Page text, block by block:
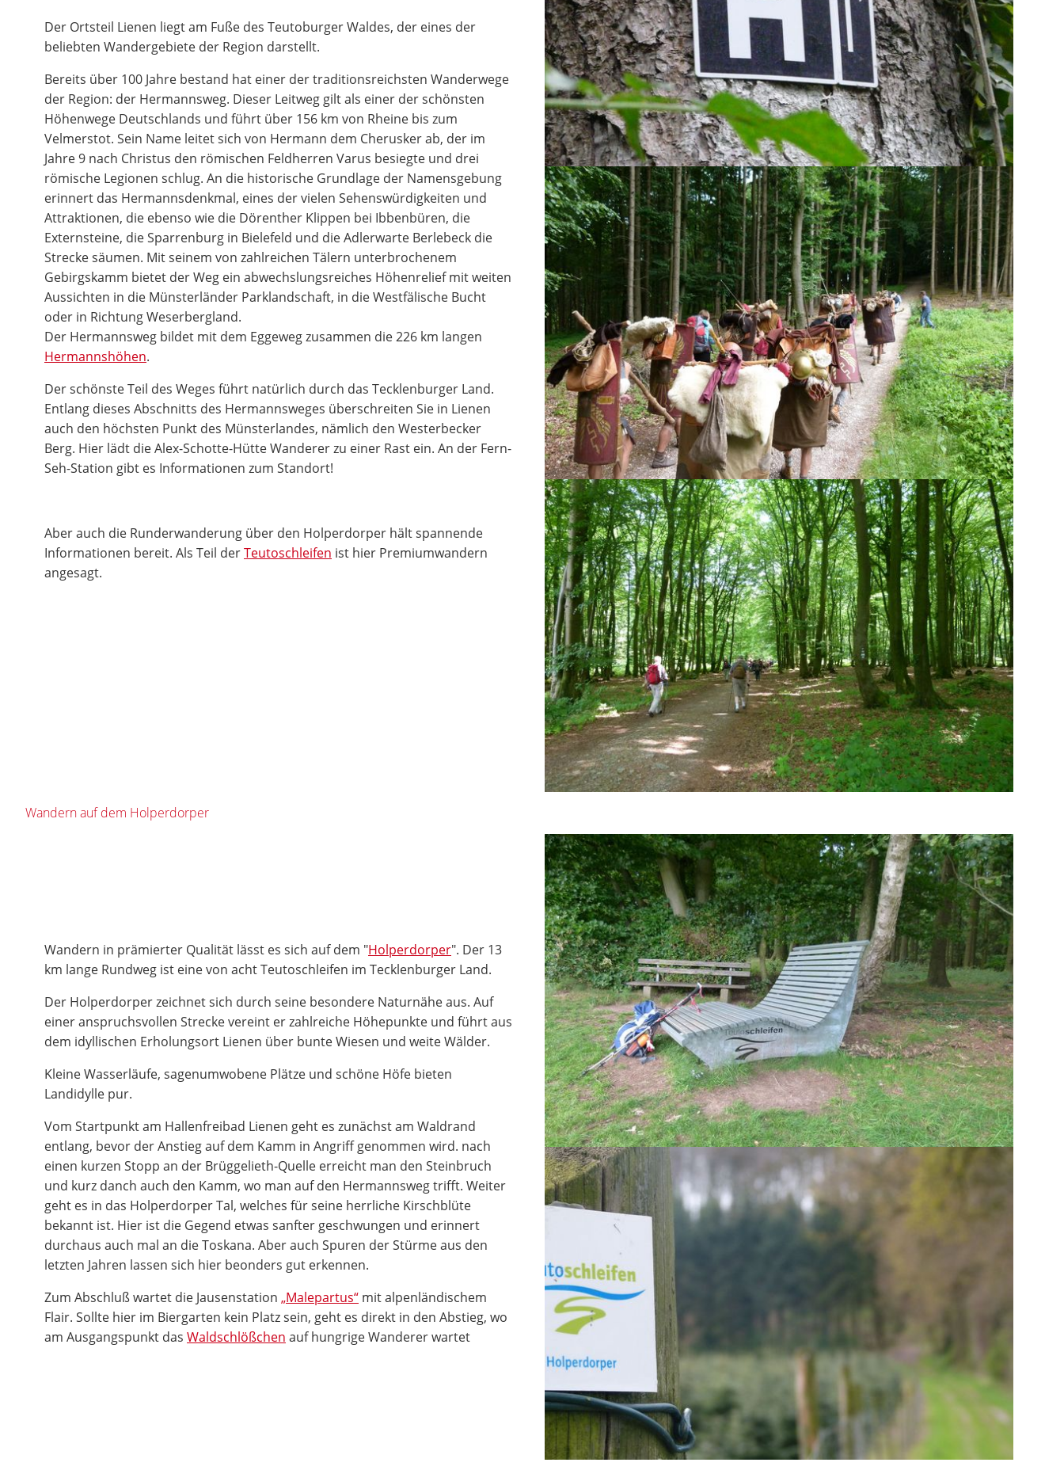
Der Ortsteil Lienen liegt am Fuße des Teutoburger Waldes, der eines der
beliebten Wandergebiete der Region darstellt.
Bereits über 100 Jahre bestand hat einer der traditionsreichsten Wanderwege
der Region: der Hermannsweg. Dieser Leitweg gilt als einer der schönsten
Höhenwege Deutschlands und führt über 156 km von Rheine bis zum
Velmerstot. Sein Name leitet sich von Hermann dem Cherusker ab, der im
Jahre 9 nach Christus den römischen Feldherren Varus besiegte und drei
römische Legionen schlug. An die historische Grundlage der Namensgebung
erinnert das Hermannsdenkmal, eines der vielen Sehenswürdigkeiten und
Attraktionen, die ebenso wie die Dörenther Klippen bei Ibbenbüren, die
Externsteine, die Sparrenburg in Bielefeld und die Adlerwarte Berlebeck die
Strecke säumen. Mit seinem von zahlreichen Tälern unterbrochenem
Gebirgskamm bietet der Weg ein abwechslungsreiches Höhenrelief mit weiten
Aussichten in die Münsterländer Parklandschaft, in die Westfälische Bucht
oder in Richtung Weserbergland.
Der Hermannsweg bildet mit dem Eggeweg zusammen die 226 km langen
Hermannshöhen.
Der schönste Teil des Weges führt natürlich durch das Tecklenburger Land.
Entlang dieses Abschnitts des Hermannsweges überschreiten Sie in Lienen
auch den höchsten Punkt des Münsterlandes, nämlich den Westerbecker
Berg. Hier lädt die Alex-Schotte-Hütte Wanderer zu einer Rast ein. An der Fern-
Seh-Station gibt es Informationen zum Standort!
Aber auch die Runderwanderung über den Holperdorper hält spannende
Informationen bereit. Als Teil derTeutoschleifen ist hier Premiumwandern
angesagt.
Wandern auf dem Holperdorper
Wandern in prämierter Qualität lässt es sich auf dem "Holperdorper". Der 13
km lange Rundweg ist eine von acht Teutoschleifen im Tecklenburger Land.
Der Holperdorper zeichnet sich durch seine besondere Naturnähe aus. Auf
einer anspruchsvollen Strecke vereint er zahlreiche Höhepunkte und führt aus
dem idyllischen Erholungsort Lienen über bunte Wiesen und weite Wälder.
Kleine Wasserläufe, sagenumwobene Plätze und schöne Höfe bieten
Landidylle pur.
Vom Startpunkt am Hallenfreibad Lienen geht es zunächst am Waldrand
entlang, bevor der Anstieg auf dem Kamm in Angriff genommen wird. nach
einen kurzen Stopp an der Brüggelieth-Quelle erreicht man den Steinbruch
und kurz danch auch den Kamm, wo man auf den Hermannsweg trifft. Weiter
geht es in das Holperdorper Tal, welches für seine herrliche Kirschblüte
bekannt ist. Hier ist die Gegend etwas sanfter geschwungen und erinnert
durchaus auch mal an die Toskana. Aber auch Spuren der Stürme aus den
letzten Jahren lassen sich hier beonders gut erkennen.
Zum Abschluß wartet die Jausenstation „Malepartus“ mit alpenländischem
Flair. Sollte hier im Biergarten kein Platz sein, geht es direkt in den Abstieg, wo
am Ausgangspunkt das Waldschlößchen auf hungrige Wanderer wartet